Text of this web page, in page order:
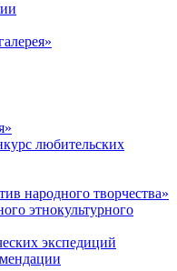
любительских
народного творчества»
этнокультурного
экспедиций